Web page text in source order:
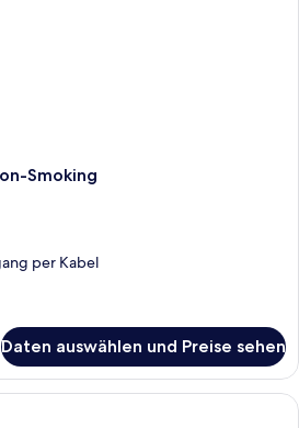
Smoking
per Kabel
Daten auswählen und Preise sehen